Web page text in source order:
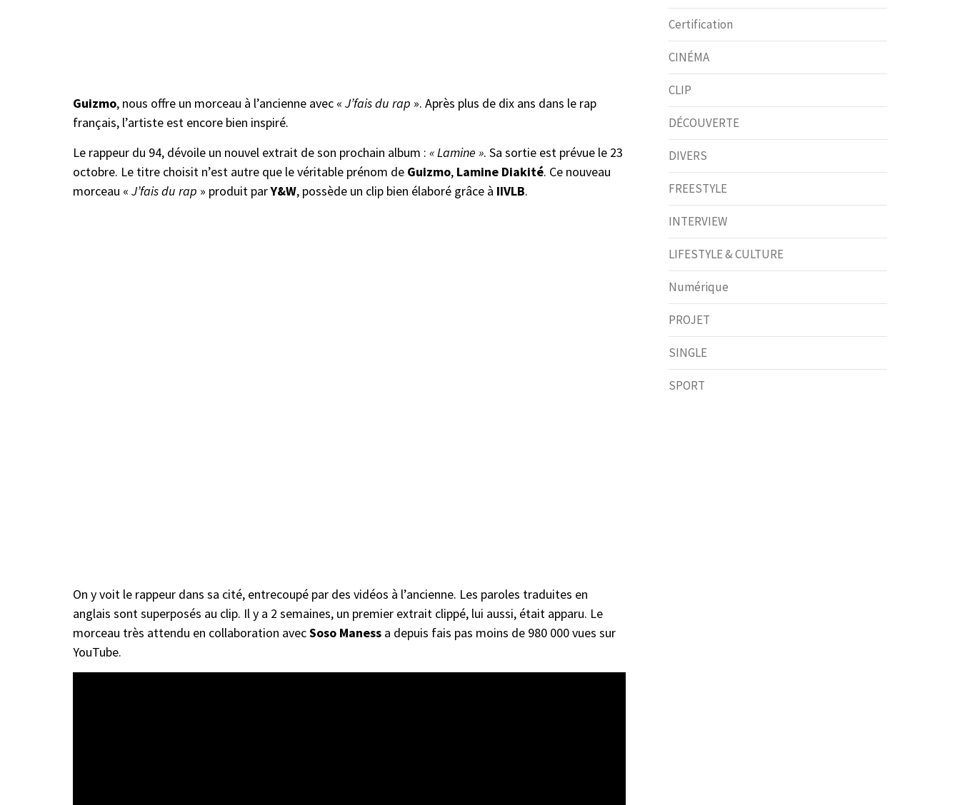
Guizmo, nous offre un morceau à l’ancienne avec « J’fais du rap ». Après plus de dix ans dans le rap
français, l’artiste est encore bien inspiré.
Le rappeur du 94, dévoile un nouvel extrait de son prochain album : « Lamine ». Sa sortie est prévue le 23
octobre. Le titre choisit n’est autre que le véritable prénom de Guizmo, Lamine Diakité. Ce nouveau
morceau « J’fais du rap » produit parY&W, possède un clip bien élaboré grâce à IIVLB.
On y voit le rappeur dans sa cité, entrecoupé par des vidéos à l’ancienne. Les paroles traduites en
anglais sont superposés au clip. Il y a 2 semaines, un premier extrait clippé, lui aussi, était apparu. Le
morceau très attendu en collaboration avecSoso Maness a depuis fais pas moins de 980 000 vues sur
YouTube.
Certification
CINÉMA
CLIP
DÉCOUVERTE
DIVERS
FREESTYLE
INTERVIEW
LIFESTYLE & CULTURE
Numérique
PROJET
SINGLE
SPORT